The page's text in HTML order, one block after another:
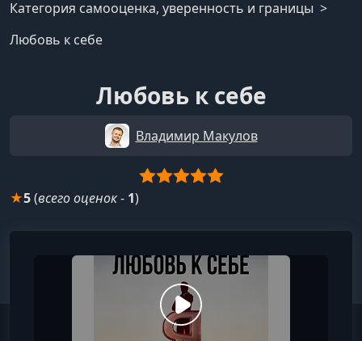
Категория самооценка, уверенность и границы
Любовь к себе
Любовь к себе
Владимир Макулов
★5(всего оценок- 1)